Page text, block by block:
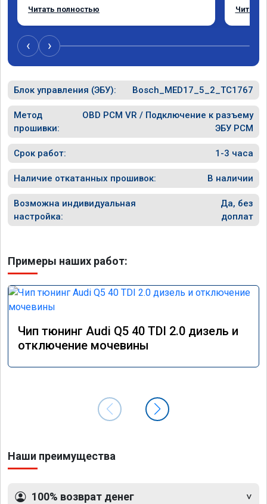
Арман спасибо тебе огромное, машинка по
может 🤣машина едет не в себя, еще раз
спасибо вам!!!!!!!
Читать полностью
как
Читать
‹ ›
Блок управления (ЭБУ): Bosch_MED17_5_2_TC1767
Метод
прошивки:
OBD PCM VR / Подключение к разъему
ЭБУ PCM
Срок работ: 1-3 часа
Наличие откатанных прошивок: В наличии
Возможна индивидуальная
настройка:
Да, без
доплат
Примеры наших работ:
Чип тюнинг Audi Q5 40 TDI 2.0 дизель и
отключение мочевины
Наши преимущества
100% возврат денег